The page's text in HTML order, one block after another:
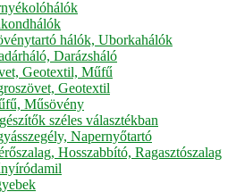
hálók, Uborkahálók
Darázsháló
Geotextil, Műfű
Geotextil
Műsövény
széles választékban
Napernyőtartó
Hosszabbító, Ragasztószalag